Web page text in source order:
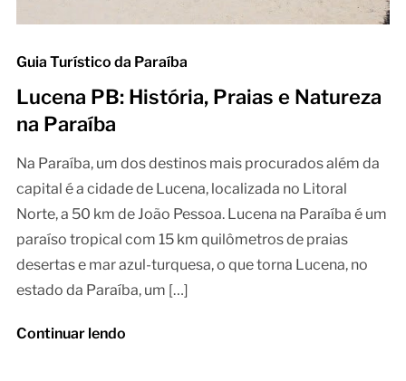
Guia Turístico da Paraíba
Lucena PB: História, Praias e Natureza
na Paraíba
Na Paraíba, um dos destinos mais procurados além da
capital é a cidade de Lucena, localizada no Litoral
Norte, a 50 km de João Pessoa. Lucena na Paraíba é um
paraíso tropical com 15 km quilômetros de praias
desertas e mar azul-turquesa, o que torna Lucena, no
estado da Paraíba, um […]
Continuar lendo